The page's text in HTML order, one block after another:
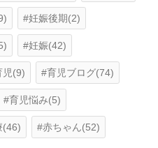
妊娠後期(2)
妊娠(42)
児(9) 育児ブログ(74)
育児悩み(5)
(46) 赤ちゃん(52)